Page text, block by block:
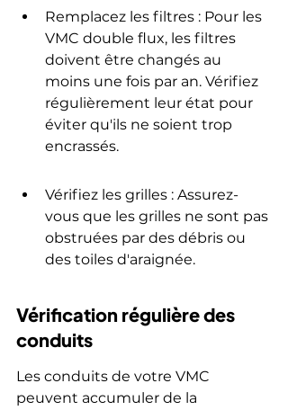
Remplacez les filtres : Pour les
VMC double flux, les filtres
doivent être changés au
moins une fois par an. Vérifiez
régulièrement leur état pour
éviter qu'ils ne soient trop
encrassés.
Vérifiez les grilles : Assurez-
vous que les grilles ne sont pas
obstruées par des débris ou
des toiles d'araignée.
Vérification régulière des
conduits
Les conduits de votre VMC
peuvent accumuler de la